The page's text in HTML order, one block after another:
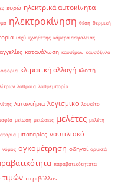
ευρώ ηλεκτρικά αυτοκίνητα
ηλεκτροκίνηση θέση θερμική
ισχύ ιχνηθέτης κάμερα ασφαλείας
κατανάλωση καυσίμων καυσόξυλα
κλιματική αλλαγή κλοπή
λίτρων λαθραία λαθρεμπορία
λιπαντήρια λογισμικό λουκέτο
μείωση μειώσεις μελέτες μελέτη
μπαταρίες ναυτιλιακό
νόμος ογκομέτρηση οδηγοί ορυκτά
παραβατικότητατα
περιβάλλον